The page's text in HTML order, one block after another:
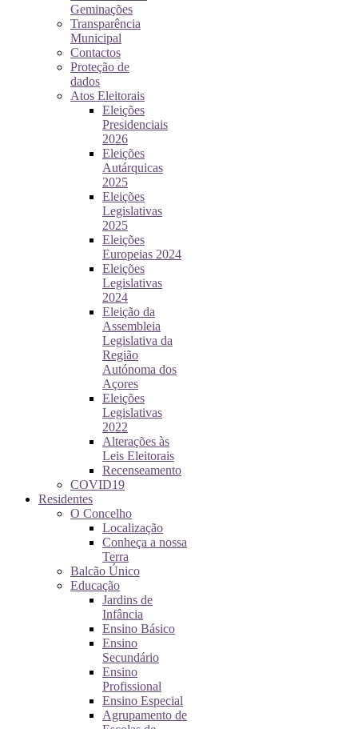
Geminações
Transparência
Municipal
Contactos
Proteção de
dados
Atos Eleitorais
Eleições
Presidenciais
2026
Eleições
Autárquicas
2025
Eleições
Legislativas
2025
Eleições
Europeias 2024
Eleições
Legislativas
2024
Eleição da
Assembleia
Legislativa da
Região
Autónoma dos
Açores
Eleições
Legislativas
2022
Alterações às
Leis Eleitorais
Recenseamento
COVID19
Residentes
O Concelho
Localização
Conheça a nossa
Terra
Balcão Único
Educação
Jardins de
Infância
Ensino Básico
Ensino
Secundário
Ensino
Profissional
Ensino Especial
Agrupamento de